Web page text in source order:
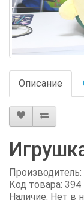
Описание
Производитель:
Код товара: 394
Наличие: Нет в